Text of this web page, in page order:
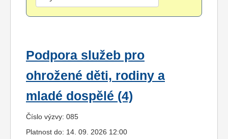
Podpora služeb pro
ohrožené děti, rodiny a
mladé dospělé (4)
Číslo výzvy: 085
Platnost do: 14. 09. 2026 12:00